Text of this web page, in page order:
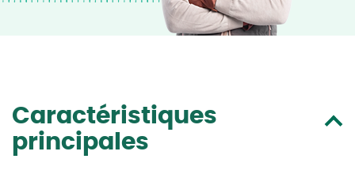
Caractéristiques
principales